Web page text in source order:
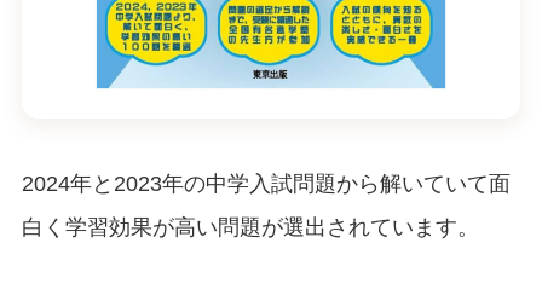
2024年と2023年の中学入試問題から解いていて面
白く学習効果が高い問題が選出されています。